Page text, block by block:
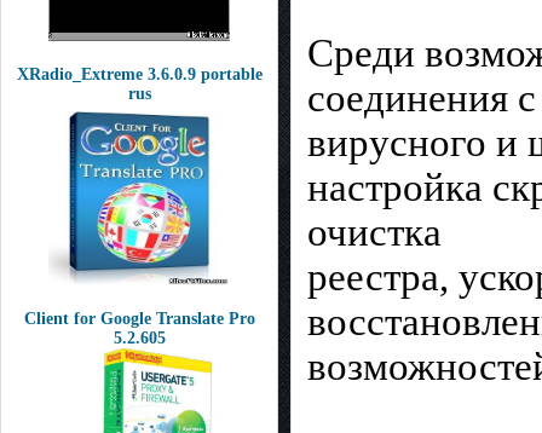
XRadio_Extreme 3.6.0.9 portable
rus
Client for Google Translate Pro
5.2.605
Среди
соединения
вирусного и
настройка
очистка
реестра,